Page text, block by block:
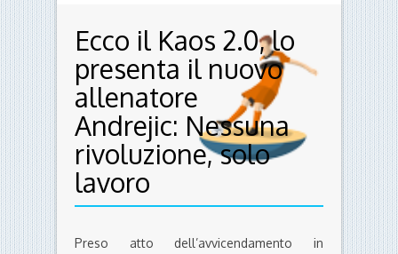
Ecco il Kaos 2.0, lo
presenta il nuovo
allenatore
Andrejic: Nessuna
rivoluzione, solo
lavoro
Preso atto dell’avvicendamento in